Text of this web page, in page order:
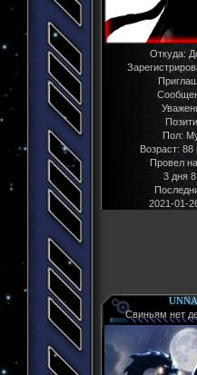
Откуда:
Пол:
Возраст: 88
Провел
3 дня
2021-01-
Свиньям нет